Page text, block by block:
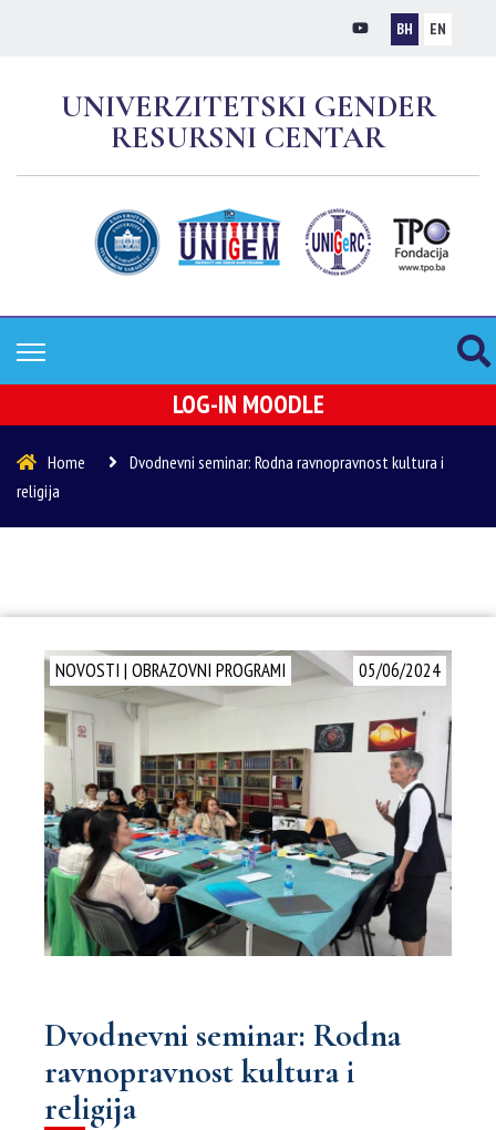
BH EN
UNIVERZITETSKI GENDER
RESURSNI CENTAR
LOG-IN MOODLE
Home
Dvodnevni seminar: Rodna ravnopravnost kultura i
religija
05/06/2024
NOVOSTI | OBRAZOVNI PROGRAMI
Dvodnevni seminar: Rodna
ravnopravnost kultura i
religija